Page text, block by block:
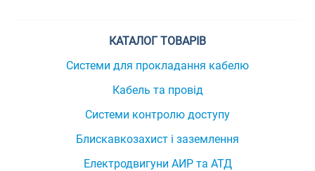
КАТАЛОГ ТОВАРІВ
Системи для прокладання кабелю
Кабель та провід
Системи контролю доступу
Блискавкозахист і заземлення
Електродвигуни АИР та АТД